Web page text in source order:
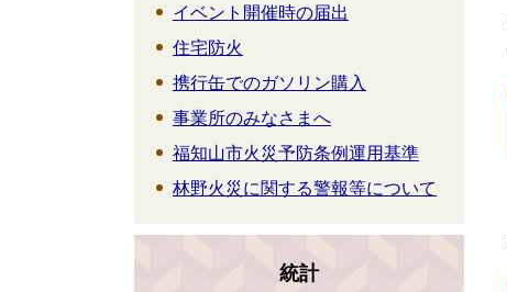
イベント開催時の届出
住宅防火
携行缶でのガソリン購入
事業所のみなさまへ
福知山市火災予防条例運用基準
林野火災に関する警報等について
統計